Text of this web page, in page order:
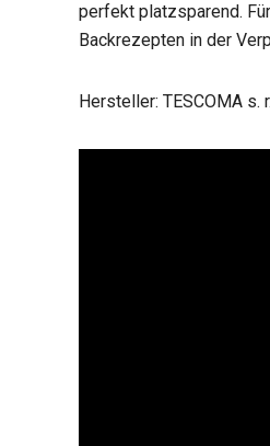
perfekt platzsparend.
Backrezepten in der
Hersteller: TESCOMA s.